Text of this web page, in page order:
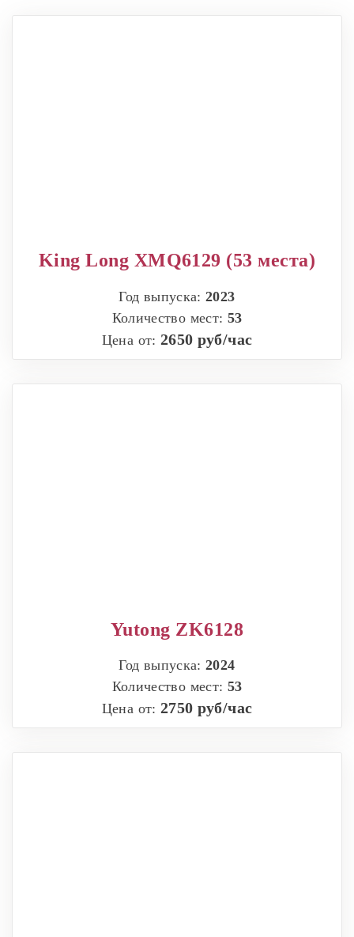
King Long XMQ6129 (53 места)
Год выпуска:2023
Количество мест: 53
Цена от: 2650 руб/час
Yutong ZK6128
Год выпуска:2024
Количество мест: 53
Цена от: 2750 руб/час